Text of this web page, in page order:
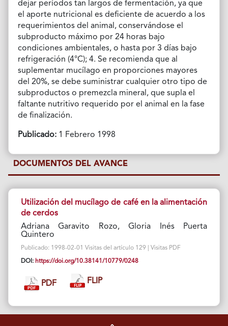
dejar períodos tan largos de fermentación, ya que
el aporte nutricional es deficiente de acuerdo a los
requerimientos del animal, conservándose el
subproducto máximo por 24 horas bajo
condiciones ambientales, o hasta por 3 días bajo
refrigeración (4°C); 4. Se recomienda que al
suplementar mucílago en proporciones mayores
del 20%, se debe suministrar cualquier otro tipo de
subproductos o premezcla mineral, que supla el
faltante nutritivo requerido por el animal en la fase
de finalización.
Publicado:1 Febrero 1998
DOCUMENTOS DEL AVANCE
Utilización del mucílago de café en la alimentación
de cerdos
Adriana Garavito Rozo, Gloria Inés Puerta
Quintero
Publicado: 1998-02-01 Visitas del artículo 129 | Visitas PDF
DOI: https://doi.org/10.38141/10779/0248
PDF FLIP